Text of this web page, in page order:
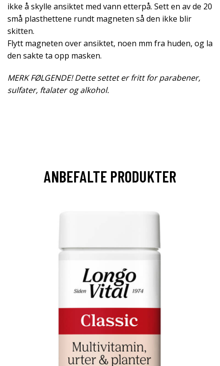
ikke å skylle ansiktet med vann etterpå. Sett en av de 20
små plasthettene rundt magneten så den ikke blir
skitten.
Flytt magneten over ansiktet, noen mm fra huden, og la
den sakte ta opp masken.
MERK FØLGENDE! Dette settet er fritt for parabener,
sulfater, ftalater og alkohol.
ANBEFALTE PRODUKTER